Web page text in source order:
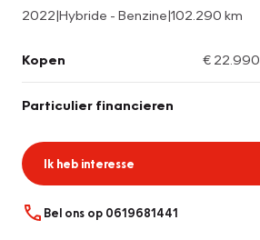
2022|Hybride - Benzine|102.290 km
Kopen € 22.990
Particulier financieren
Ik heb interesse
Bel ons op 0619681441